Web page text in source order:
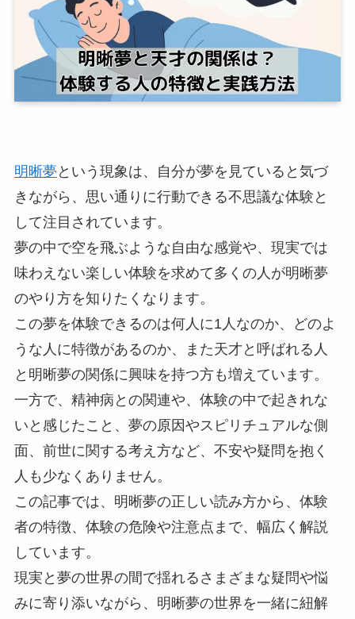
明晰夢 という現象は、自分が夢を見ていると気づ
きながら、思い通りに行動できる不思議な体験と
して注目されています。
夢の中で空を飛ぶような自由な感覚や、現実では
味わえない楽しい体験を求めて多くの人が明晰夢
のやり方を知りたくなります。
この夢を体験できるのは何人に1人なのか、どのよ
うな人に特徴があるのか、また天才と呼ばれる人
と明晰夢の関係に興味を持つ方も増えています。
一方で、精神病との関連や、体験の中で起きれな
いと感じたこと、夢の原因やスピリチュアルな側
面、前世に関する考え方など、不安や疑問を抱く
人も少なくありません。
この記事では、明晰夢の正しい読み方から、体験
者の特徴、体験の危険や注意点まで、幅広く解説
しています。
現実と夢の世界の間で揺れるさまざまな疑問や悩
みに寄り添いながら、明晰夢の世界を一緒に紐解